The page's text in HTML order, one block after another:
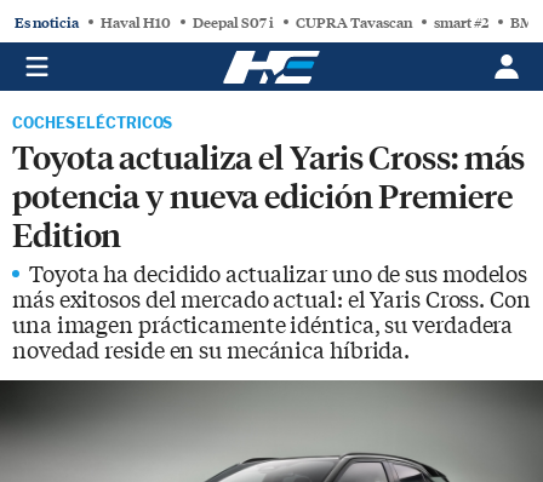
Es noticia Haval H10 Deepal S07 i CUPRA Tavascan smart #2
COCHES ELÉCTRICOS
Toyota actualiza el Yaris Cross: más
potencia y nueva edición Premiere
Edition
Toyota ha decidido actualizar uno de sus modelos
más exitosos del mercado actual: el Yaris Cross. Con
una imagen prácticamente idéntica, su verdadera
novedad reside en su mecánica híbrida.